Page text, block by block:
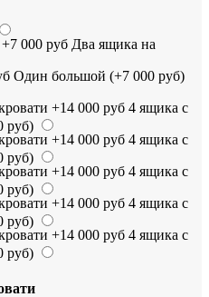
Два ящика на
Один большой (+7 000 руб)
4 ящика с
руб)
4 ящика с
руб)
4 ящика с
руб)
4 ящика с
руб)
4 ящика с
руб)